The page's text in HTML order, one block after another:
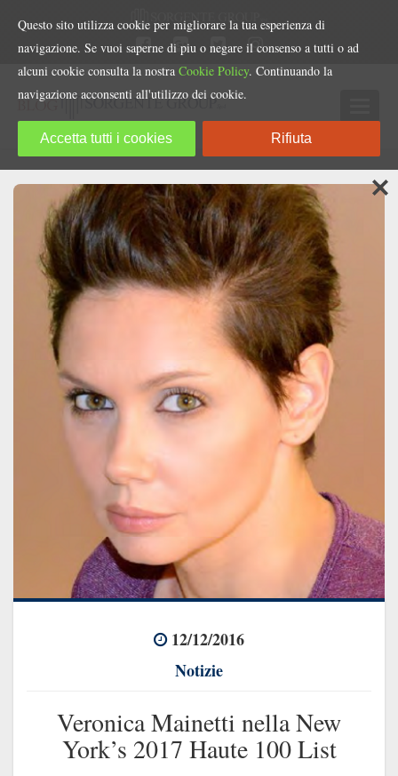
12/12/2016
Notizie
Veronica Mainetti nella New
York’s 2017 Haute 100 List
Questo sito utilizza cookie per migliorare la tua esperienza di
navigazione. Se vuoi saperne di piu o negare il consenso a tutti o ad
alcuni cookie consulta la nostra Cookie Policy. Continuando la
navigazione acconsenti all'utilizzo dei cookie.
Accetta tutti i cookies Rifiuta